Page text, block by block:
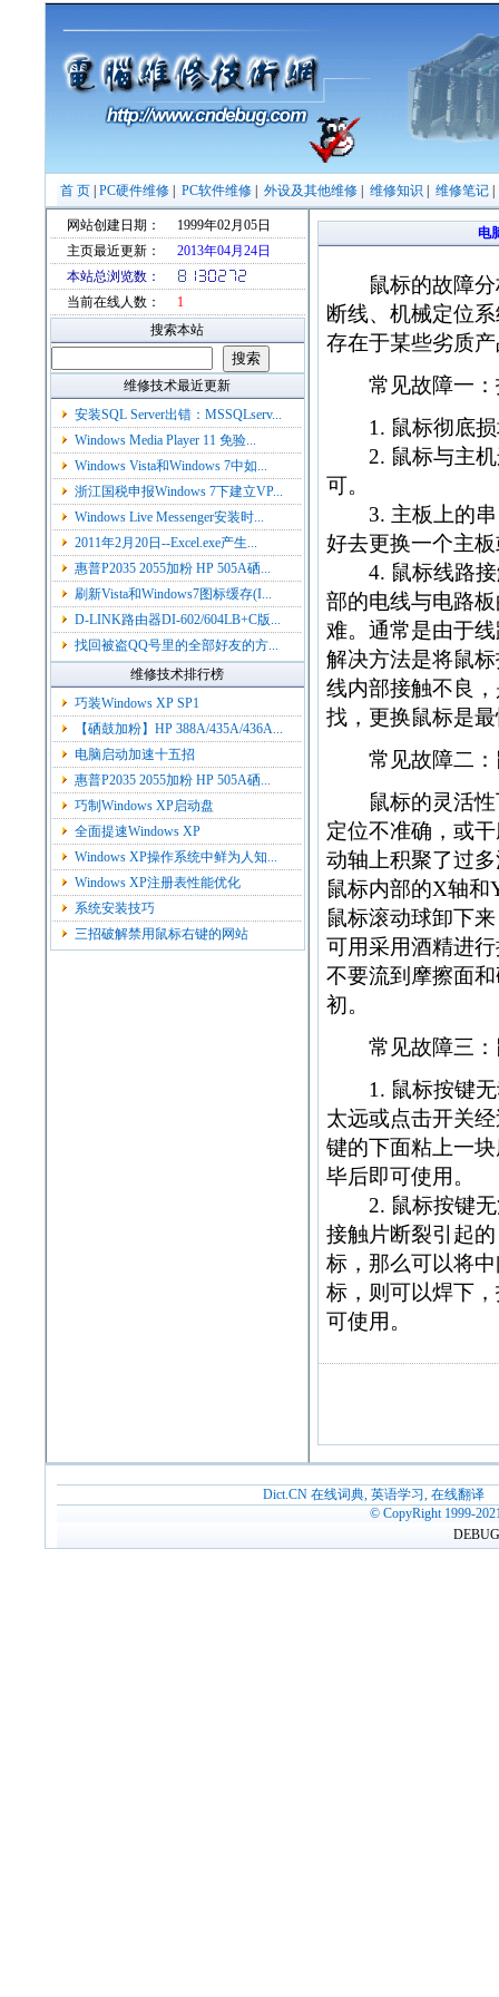
首 页 PC硬件维修 PC软件维修 外设及其他维修 维修知识 维修笔记
网站创建日期：
1999年02月05日
主页最近更新：
2013年04月24日
本站总浏览数：
当前在线人数：
1
搜索本站
维修技术最近更新
安装SQL Server出错：MSSQLserv...
Windows Media Player 11 免验...
Windows Vista和Windows 7中如...
浙江国税申报Windows 7下建立VP...
Windows Live Messenger安装时...
2011年2月20日--Excel.exe产生...
惠普P2035 2055加粉 HP 505A硒...
刷新Vista和Windows7图标缓存(I...
D-LINK路由器DI-602/604LB+C版...
找回被盗QQ号里的全部好友的方...
维修技术排行榜
巧装Windows XP SP1
【硒鼓加粉】HP 388A/435A/436A...
电脑启动加速十五招
惠普P2035 2055加粉 HP 505A硒...
巧制Windows XP启动盘
全面提速Windows XP
Windows XP操作系统中鲜为人知...
Windows XP注册表性能优化
系统安装技巧
三招破解禁用鼠标右键的网站
电
鼠标的故障分
断线、机械定位
存在于某些劣质
常见故障一：
1. 鼠标彻底损
2. 鼠标与主机
可。
3. 主板上的串
好去更换一个主
4. 鼠标线路接
部的电线与电路
难。通常是由于
解决方法是将鼠
线内部接触不良
找，更换鼠标是
常见故障二：
鼠标的灵活性
定位不准确，或
动轴上积聚了过
鼠标内部的X轴和
鼠标滚动球卸下
可用采用酒精进
不要流到摩擦面
初。
常见故障三：
1. 鼠标按键无
太远或点击开关
键的下面粘上一
毕后即可使用。
2. 鼠标按键无
接触片断裂引起
标，那么可以将
标，则可以焊下
可使用。
Dict.CN 在线词典, 英语学习, 在线翻译
© CopyRight 1999-